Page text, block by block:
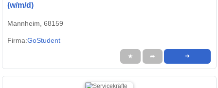
(w/m/d)
Mannheim, 68159
Firma:GoStudent
★ ➦ ➜